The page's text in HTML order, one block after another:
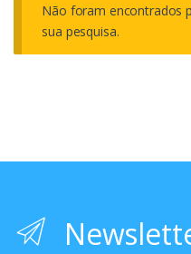
Não foram encontrados
sua pesquisa.